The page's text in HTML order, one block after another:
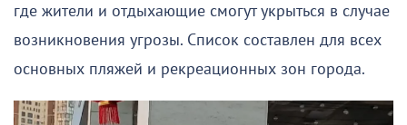
где жители и отдыхающие смогут укрыться в случае
возникновения угрозы. Список составлен для всех
основных пляжей и рекреационных зон города.